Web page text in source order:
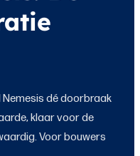
Nemesis dé doorbraak
klaar voor de
Voor bouwers